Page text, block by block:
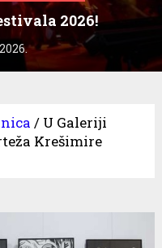
2026!
/ U Galeriji
Krešimire